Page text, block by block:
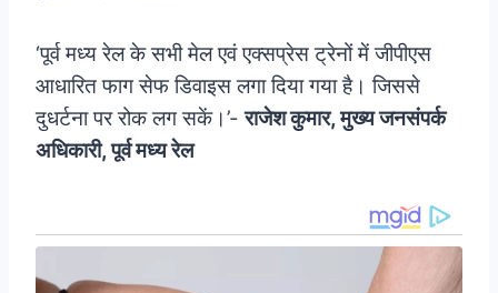
‘पूर्व मध्य रेल के सभी मेल एवं एक्सप्रेस ट्रेनों में जीपीएस
आधारित फाग सेफ डिवाइस लगा दिया गया है। जिससे
दुधर्टना पर रोक लग सकें।’-राजेश कुमार, मुख्य जनसंपर्क
अधिकारी, पूर्व मध्य रेल